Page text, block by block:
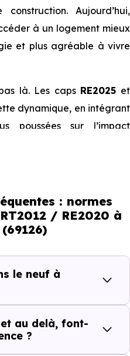
Aujourd’hui,
à un logement mieux
et plus agréable à vivre
là. Les caps RE2025 et
dynamique, en intégrant
poussées sur l’impact
et phoniques
Confort en toute
: normes
/ RE2020 à
le neuf à
au delà, font-
?